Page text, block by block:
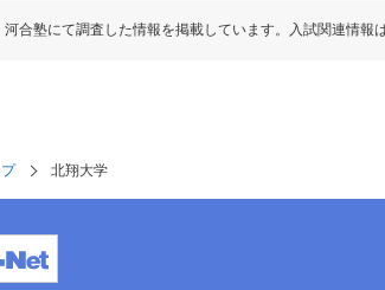
河合塾にて調査した情報を掲載しています。入試関連情報
北翔大学